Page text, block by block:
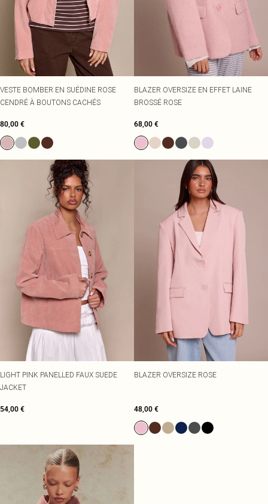
VESTE BOMBER EN SUÉDINE ROSE
CENDRÉ À BOUTONS CACHÉS
80,00 €
BLAZER OVERSIZE EN EFFET LAINE
BROSSÉ ROSE
68,00 €
LIGHT PINK PANELLED FAUX SUEDE
JACKET
54,00 €
BLAZER OVERSIZE ROSE
48,00 €